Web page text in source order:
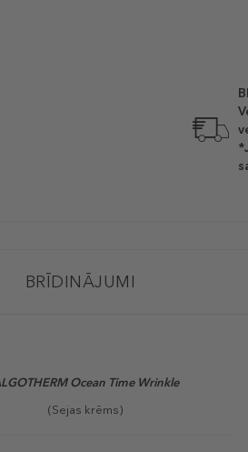
BRĪDINĀJUMI
Ocean Time Wrinkle
(Sejas krēms)